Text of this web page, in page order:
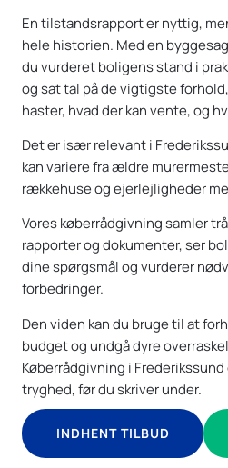
En tilstandsrapport er nyttig,
hele historien. Med en
du vurderet boligens stand i
og sat tal på de vigtigste
haster, hvad der kan vente, og
Det er især relevant i
kan variere fra ældre
rækkehuse og ejerlejligheder
Vores køberrådgivning samler
rapporter og dokumenter, ser
dine spørgsmål og vurderer
forbedringer.
Den viden kan du bruge til at
budget og undgå dyre
Køberrådgivning i
tryghed, før du skriver under.
INDHENT TILBUD